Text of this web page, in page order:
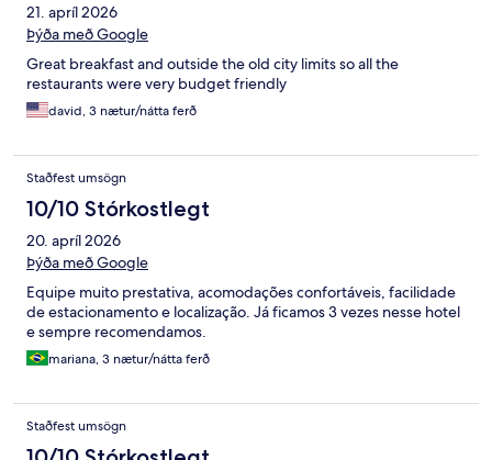
21. apríl 2026
Þýða með Google
Great breakfast and outside the old city limits so all the
restaurants were very budget friendly
david, 3 nætur/nátta ferð
Staðfest umsögn
10/10 Stórkostlegt
20. apríl 2026
Þýða með Google
Equipe muito prestativa, acomodações confortáveis, facilidade
de estacionamento e localização. Já ficamos 3 vezes nesse hotel
e sempre recomendamos.
mariana, 3 nætur/nátta ferð
Staðfest umsögn